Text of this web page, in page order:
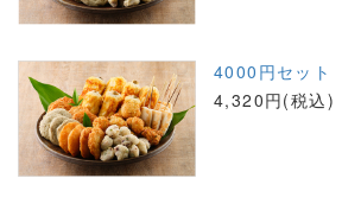
4000円セット
4,320円(税込)